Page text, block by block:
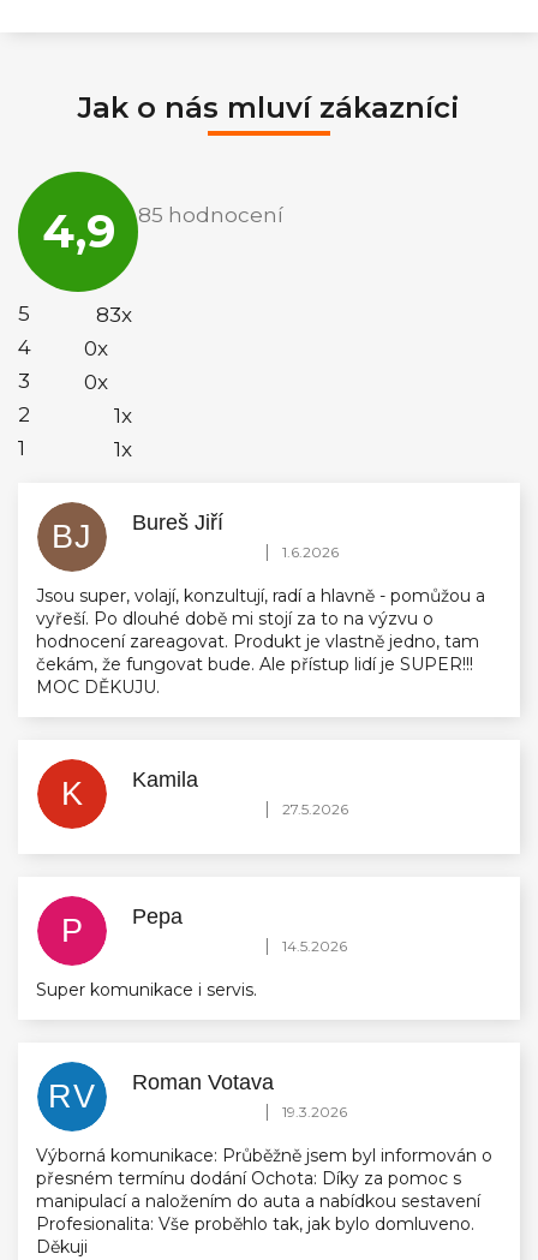
Jak o nás mluví zákazníci
4,9
obchodu
je
85 hodnocení
5
83x
4
0x
3
0x
2
1x
1
1x
BJ Bureš Jiří
Hodnocení obchodu je 5 z 5 hvězdiček.
| 1.6.2026
Jsou super, volají, konzultují, radí a hlavně - pomůžou a
vyřeší. Po dlouhé době mi stojí za to na výzvu o
hodnocení zareagovat. Produkt je vlastně jedno, tam
čekám, že fungovat bude. Ale přístup lidí je SUPER!!!
MOC DĚKUJU.
K Kamila
Hodnocení obchodu je 5 z 5 hvězdiček.
| 27.5.2026
P Pepa
Hodnocení obchodu je 5 z 5 hvězdiček.
| 14.5.2026
Super komunikace i servis.
RV Roman Votava
Hodnocení obchodu je 5 z 5 hvězdiček.
| 19.3.2026
Výborná komunikace: Průběžně jsem byl informován o
přesném termínu dodání Ochota: Díky za pomoc s
manipulací a naložením do auta a nabídkou sestavení
Profesionalita: Vše proběhlo tak, jak bylo domluveno.
Děkuji